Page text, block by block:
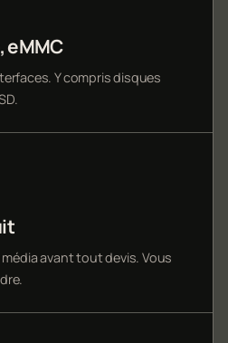
eMMC
Y compris disques
avant tout devis. Vous